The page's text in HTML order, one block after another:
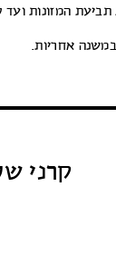
המזונות
במשנה אחריות.
קרני